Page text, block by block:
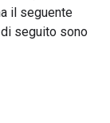
il seguente
seguito sono